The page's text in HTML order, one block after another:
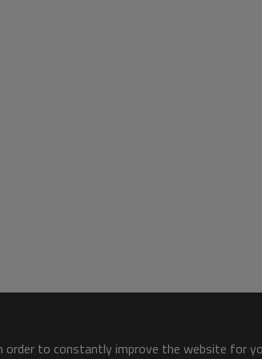
order to constantly improve the website for